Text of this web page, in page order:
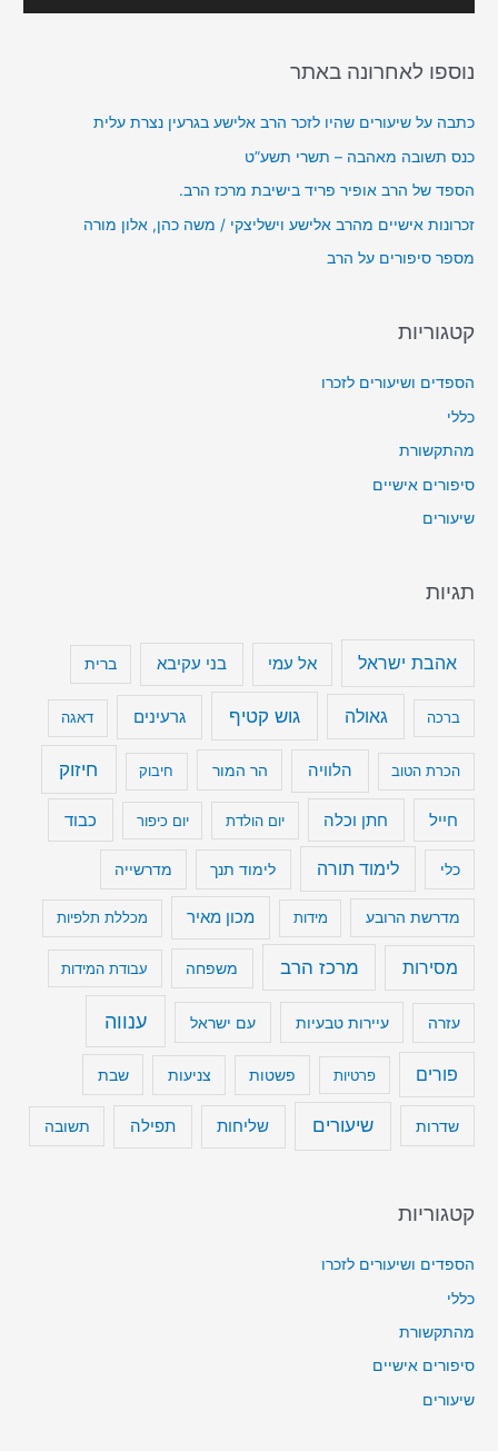
ג
א
ד
י
ו
נוספו לאחרונה באתר
כתבה על שיעורים שהיו לזכר הרב אלישע בגרעין נצרת עלית
כנס תשובה מאהבה – תשרי תשע”ט
הספד של הרב אופיר פריד בישיבת מרכז הרב.
זכרונות אישיים מהרב אלישע וישליצקי / משה כהן, אלון מורה
מספר סיפורים על הרב
קטגוריות
הספדים ושיעורים לזכרו
כללי
מהתקשורת
סיפורים אישיים
שיעורים
תגיות
אהבת ישראל אל עמי בני עקיבא ברית
ברכה גאולה גוש קטיף גרעינים דאגה
הכרת הטוב הלוויה הר המור חיבוק חיזוק
חייל חתן וכלה יום הולדת יום כיפור כבוד
כלי לימוד תורה לימוד תנך מדרשייה
מדרשת הרובע מידות מכון מאיר מכללת תלפיות
מסירות מרכז הרב משפחה עבודת המידות
עזרה עיירות טבעיות עם ישראל ענווה
פורים פרטיות פשטות צניעות שבת
שדרות שיעורים שליחות תפילה תשובה
קטגוריות
הספדים ושיעורים לזכרו
כללי
מהתקשורת
סיפורים אישיים
שיעורים